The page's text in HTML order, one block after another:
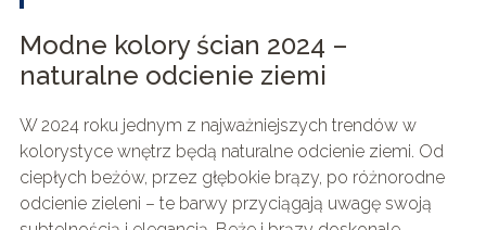
Modne kolory ścian 2024 –
naturalne odcienie ziemi
W 2024 roku jednym z najważniejszych trendów w
kolorystyce wnętrz będą naturalne odcienie ziemi. Od
ciepłych beżów, przez głębokie brązy, po różnorodne
odcienie zieleni – te barwy przyciągają uwagę swoją